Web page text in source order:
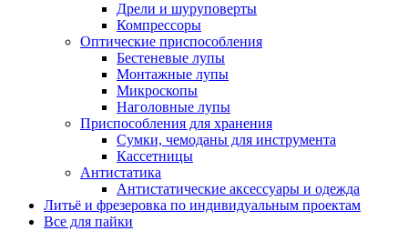
Дрели и шуруповерты
Компрессоры
Оптические приспособления
Бестеневые лупы
Монтажные лупы
Микроскопы
Наголовные лупы
Приспособления для хранения
Сумки, чемоданы для инструмента
Кассетницы
Антистатика
Антистатические аксессуары и одежда
Литьё и фрезеровка по индивидуальным проектам
Все для пайки